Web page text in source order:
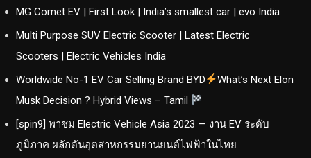
MG Comet EV | First Look | India’s smallest car | evo India
Multi Purpose SUV Electric Scooter | Latest Electric
Scooters | Electric Vehicles India
Worldwide No-1 EV Car Selling Brand BYD
What’s Next Elon
Musk Decision ? Hybrid Views – Tamil
[spin9] พาชม Electric Vehicle Asia 2023 — งาน EV ระดับ
ภูมิภาค ผลักดันอุตสาหกรรมยานยนต์ไฟฟ้าในไทย